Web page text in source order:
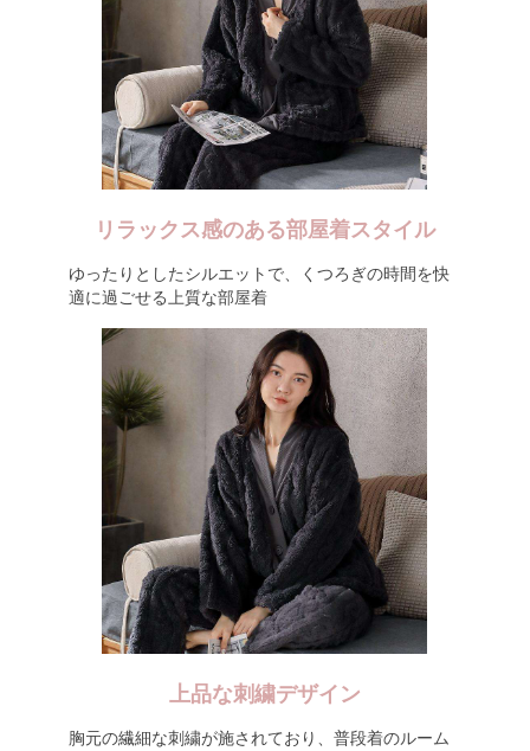
リラックス感のある部屋着スタイル
ゆったりとしたシルエットで、くつろぎの時間を快
適に過ごせる上質な部屋着
上品な刺繍デザイン
胸元の繊細な刺繍が施されており、普段着のルーム